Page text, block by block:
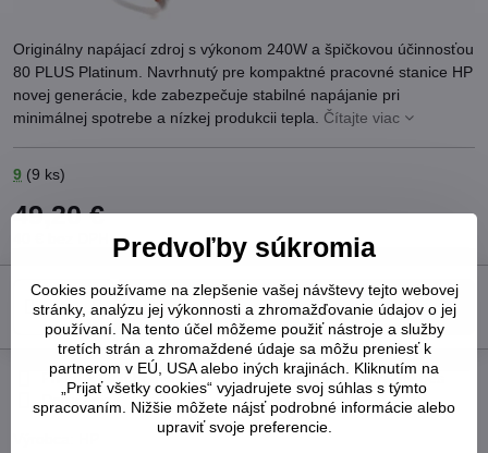
Originálny napájací zdroj s výkonom 240W a špičkovou účinnosťou
80 PLUS Platinum. Navrhnutý pre kompaktné pracovné stanice HP
novej generácie, kde zabezpečuje stabilné napájanie pri
minimálnej spotrebe a nízkej produkcii tepla. Čítajte viac
9 (9 ks)
49,20 €
Do košíka
Pridať k Obľúbeným Otázka k produktu
Strážny pes
Doručenia
Predvoľby súkromia
Cookies používame na zlepšenie vašej návštevy tejto webovej
stránky, analýzu jej výkonnosti a zhromažďovanie údajov o jej
používaní. Na tento účel môžeme použiť nástroje a služby
tretích strán a zhromaždené údaje sa môžu preniesť k
partnerom v EÚ, USA alebo iných krajinách. Kliknutím na
„Prijať všetky cookies“ vyjadrujete svoj súhlas s týmto
spracovaním. Nižšie môžete nájsť podrobné informácie alebo
upraviť svoje preferencie.